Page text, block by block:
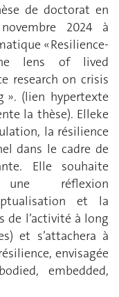
de doctorat en
2024 à
« Resilience-
lens of lived
research on crisis
». (lien hypertexte
la thèse). Elleke
la résilience
dans le cadre de
Elle souhaite
une réflexion
et la
de l’activité à long
et s’attachera à
envisagée
embedded,